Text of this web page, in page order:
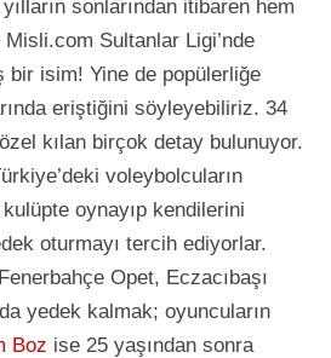
sonlarından itibaren hem
Sultanlar Ligi’nde
bir isim! Yine de popülerliğe
eriştiğini söyleyebiliriz. 34
kılan birçok detay bulunuyor.
voleybolcuların
oynayıp kendilerini
oturmayı tercih ediyorlar.
Opet, Eczacıbaşı
yedek kalmak; oyuncuların
Boz ise 25 yaşından sonra